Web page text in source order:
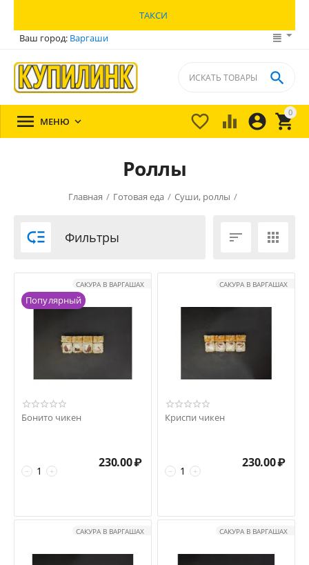
ТАКСИ
Ваш город: Варгаши
0


 

 МЕНЮ 
Роллы
Главная / Готовая еда / Суши, роллы /
 Фильтры  
САКУРА В ВАРГАШАХ
Популярный
Бонито чикен
+
−
230.00₽
САКУРА В ВАРГАШАХ
Криспи чикен
+
−
230.00₽
САКУРА В ВАРГАШАХ САКУРА В ВАРГАШАХ